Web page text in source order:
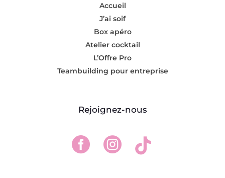
Accueil
J’ai soif
Box apéro
Atelier cocktail
L’Offre Pro
Teambuilding pour entreprise
Rejoignez-nous
  